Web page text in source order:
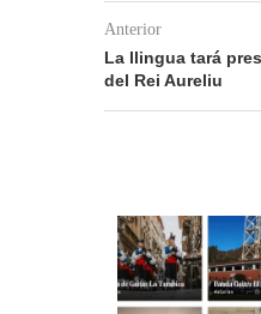
Anterior
La llingua tará
del Rei Aureliu